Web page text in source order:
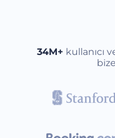
34M+ kullanıcı